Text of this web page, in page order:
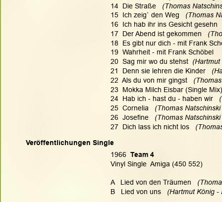
14  Die Straße
(Thomas
15  Ich zeig` den Weg (Thomas
16  Ich hab ihr ins Gesicht
17  Der Abend ist gekommen
18  Es gibt nur dich - mit Frank
19  Wahrheit - mit Frank Schöbel
20  Sag mir wo du stehst (Hartmut
21  Denn sie lehren die Kinder
22  Als du von mir gingst
23  Mokka Milch Eisbar (Single
24  Hab ich - hast du - haben wir
25  Cornelia (Thomas
26  Josefine
(Thomas
27  Dich lass ich nicht los
1966
  Team 4
Vinyl Single  Amiga (450 552)
A   Lied von den Träumen
B   Lied von uns
(Hartmut König -
Veröffentlichungen Single